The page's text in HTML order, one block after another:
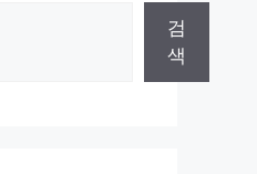
검
색